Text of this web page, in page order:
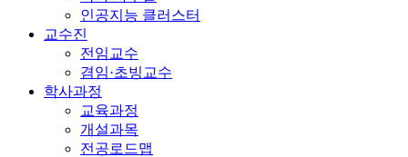
인공지능 클러스터
교수진
전임교수
겸임·초빙교수
학사과정
교육과정
개설과목
전공로드맵